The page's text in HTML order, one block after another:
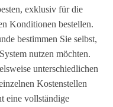
exklusiv für die
Konditionen bestellen.
bestimmen Sie selbst,
nutzen möchten.
unterschiedlichen
Kostenstellen
eine vollständige